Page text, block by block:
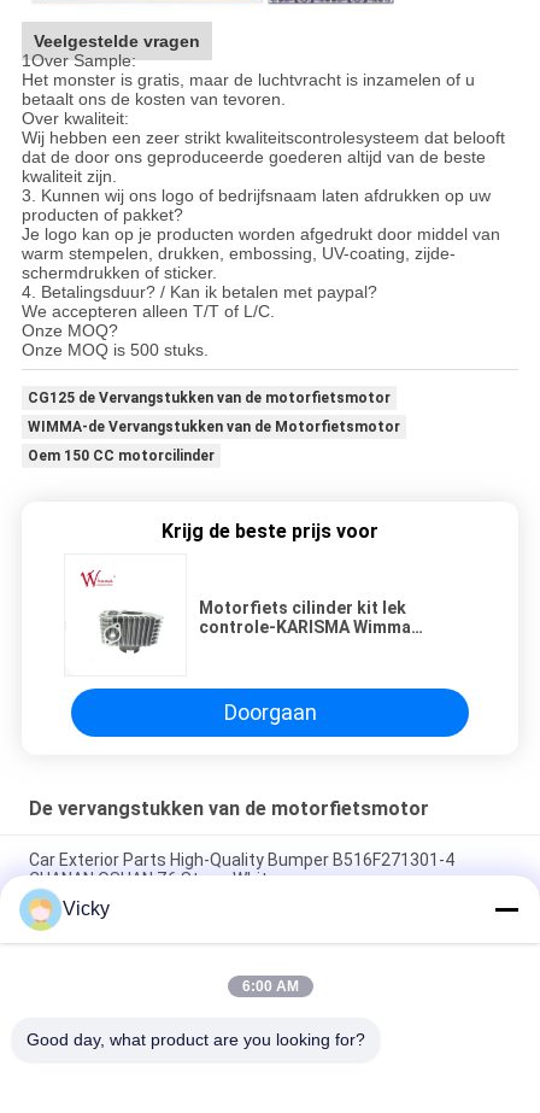
Veelgestelde vragen
1Over Sample:
Het monster is gratis, maar de luchtvracht is inzamelen of u
betaalt ons de kosten van tevoren.
Over kwaliteit:
Wij hebben een zeer strikt kwaliteitscontrolesysteem dat belooft
dat de door ons geproduceerde goederen altijd van de beste
kwaliteit zijn.
3. Kunnen wij ons logo of bedrijfsnaam laten afdrukken op uw
producten of pakket?
Je logo kan op je producten worden afgedrukt door middel van
warm stempelen, drukken, embossing, UV-coating, zijde-
schermdrukken of sticker.
4. Betalingsduur? / Kan ik betalen met paypal?
We accepteren alleen T/T of L/C.
Onze MOQ?
Onze MOQ is 500 stuks.
CG125 de Vervangstukken van de motorfietsmotor
WIMMA-de Vervangstukken van de Motorfietsmotor
Oem 150 CC motorcilinder
Krijg de beste prijs voor
Motorfiets cilinder kit lek
controle-KARISMA Wimma
Doorgaan
De vervangstukken van de motorfietsmotor
Car Exterior Parts High-Quality Bumper B516F271301-4
CHANAN OSHAN​ Z6 Starry White
Startmotor Honda EX5 Motorfiets motor onderdelen
goedkoop groothandel met hoge prestaties
Motorfietsversteker voor CPR8EAIX-9 China Leveranciers
Vicky
6:00 AM
Good day, what product are you looking for?